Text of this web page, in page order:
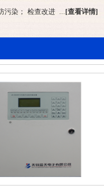
污染； 检查改进 ... [查看详情]